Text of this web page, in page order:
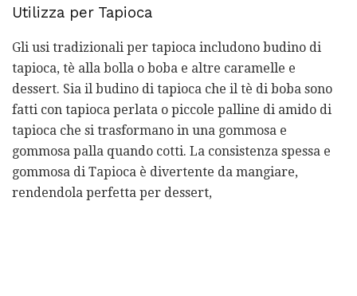
Utilizza per Tapioca
Gli usi tradizionali per tapioca includono budino di
tapioca, tè alla bolla o boba e altre caramelle e
dessert. Sia il budino di tapioca che il tè di boba sono
fatti con tapioca perlata o piccole palline di amido di
tapioca che si trasformano in una gommosa e
gommosa palla quando cotti. La consistenza spessa e
gommosa di Tapioca è divertente da mangiare,
rendendola perfetta per dessert,